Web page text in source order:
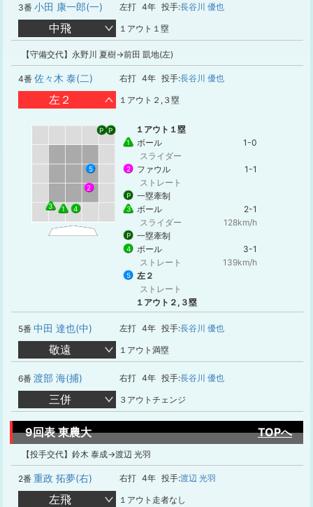
3番 小田 康一郎(一) 左打 4年 投手:長谷川 優也
中飛 １アウト１塁
【守備交代】永野川 夏樹→前田 凱地(左)
4番 佐々木 泰(二) 右打 4年 投手:長谷川 優也
左２ １アウト２,３塁
1
2
P
3
P
4
5
１アウト１塁
1 ボール
1-0
スライダー
2 ファウル
1-1
ストレート
P 一塁牽制
3 ボール
2-1
スライダー
128km/h
P 一塁牽制
4 ボール
3-1
ストレート
139km/h
5
左２
ストレート
１アウト２,３塁
5番 中田 達也(中) 左打 4年 投手:長谷川 優也
敬遠 １アウト満塁
6番 渡部 海(捕) 右打 4年 投手:長谷川 優也
三併 ３アウトチェンジ
9回表 東農大 TOPへ
【投手交代】鈴木 泰成→渡辺 光羽
2番 重政 拓夢(右) 右打 4年 投手:渡辺 光羽
左飛 １アウト走者なし